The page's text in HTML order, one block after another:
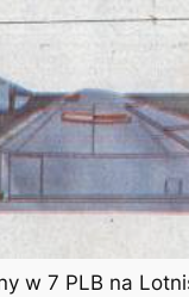
w 7 PLB na